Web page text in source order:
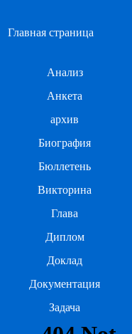
Главная страница
Анализ
Анкета
архив
Биография
Бюллетень
Викторина
Глава
Диплом
Доклад
Документация
Задача